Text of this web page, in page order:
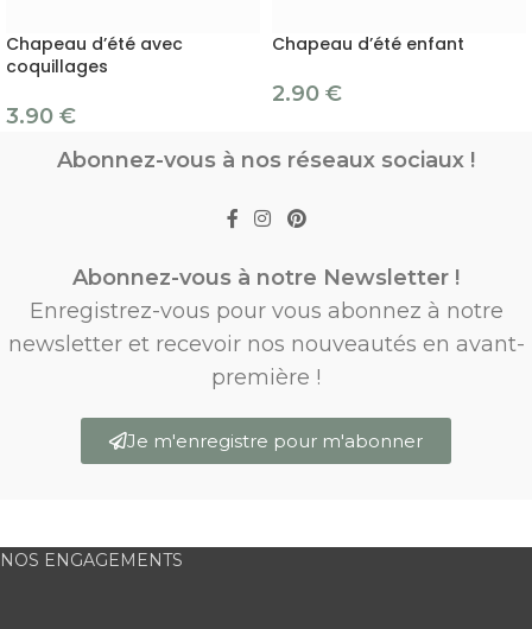
Chapeau d’été avec
coquillages
3.90 €
Chapeau d’été enfant
2.90 €
Abonnez-vous à nos réseaux sociaux !
Abonnez-vous à notre Newsletter !
Enregistrez-vous pour vous abonnez à notre
newsletter et recevoir nos nouveautés en avant-
première !
Je m'enregistre pour m'abonner
NOS ENGAGEMENTS